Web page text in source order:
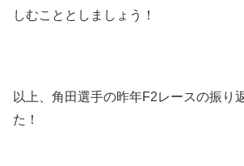
しむこととしましょう！
以上、角田選手の昨年F2レースの振り
た！